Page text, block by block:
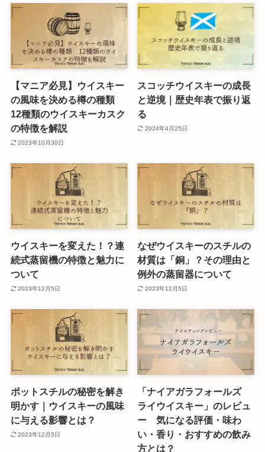
【マニア必見】ウイスキー
の風味を決める樽の種類
12種類のウイスキーカスク
の特徴を解説
2023年10月30日
スコッチウイスキーの成長
と逆境｜歴史年表で振り返
る
2024年4月25日
ウイスキーを変えた！？連
続式蒸留機の特徴と魅力に
ついて
2023年12月5日
なぜウイスキーのスチルの
材質は「銅」？その理由と
例外の蒸留器について
2023年12月5日
ポットスチルの秘密を解き
明かす｜ウイスキーの風味
に与える影響とは？
2023年12月5日
「ナイアガラフォールズ
ライウイスキー」のレビュ
ー 気になる評価・味わ
い・香り・おすすめの飲み
方とは？